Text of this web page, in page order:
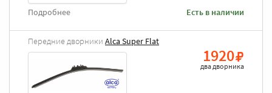
Есть в наличии
Подробнее
Передние дворники Alca Super Flat
1920
два дворника